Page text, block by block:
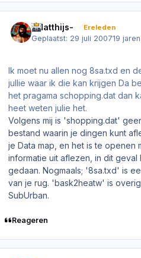
-Matthijs- Ereleden
Geplaatst: 29 juli 200719 jaren
Ik moet nu allen nog 8sa.txd en
jullie waar ik die kan krijgen Da
het pragama schopping.dat dan
heet weten julie het.
Volgens mij is 'shopping.dat'
bestand waarin je dingen kunt
je Data map, en het is te openen
informatie uit aflezen, in dit
gedaan. Nogmaals; '8sa.txd' is
van je rug. 'bask2heatw' is
SubUrban.
Reageren